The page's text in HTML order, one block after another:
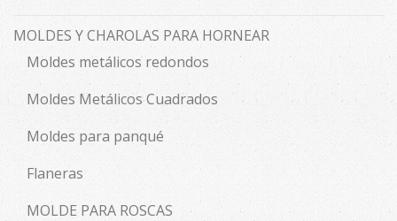
MOLDES Y CHAROLAS PARA HORNEAR
Moldes metálicos redondos
Moldes Metálicos Cuadrados
Moldes para panqué
Flaneras
MOLDE PARA ROSCAS